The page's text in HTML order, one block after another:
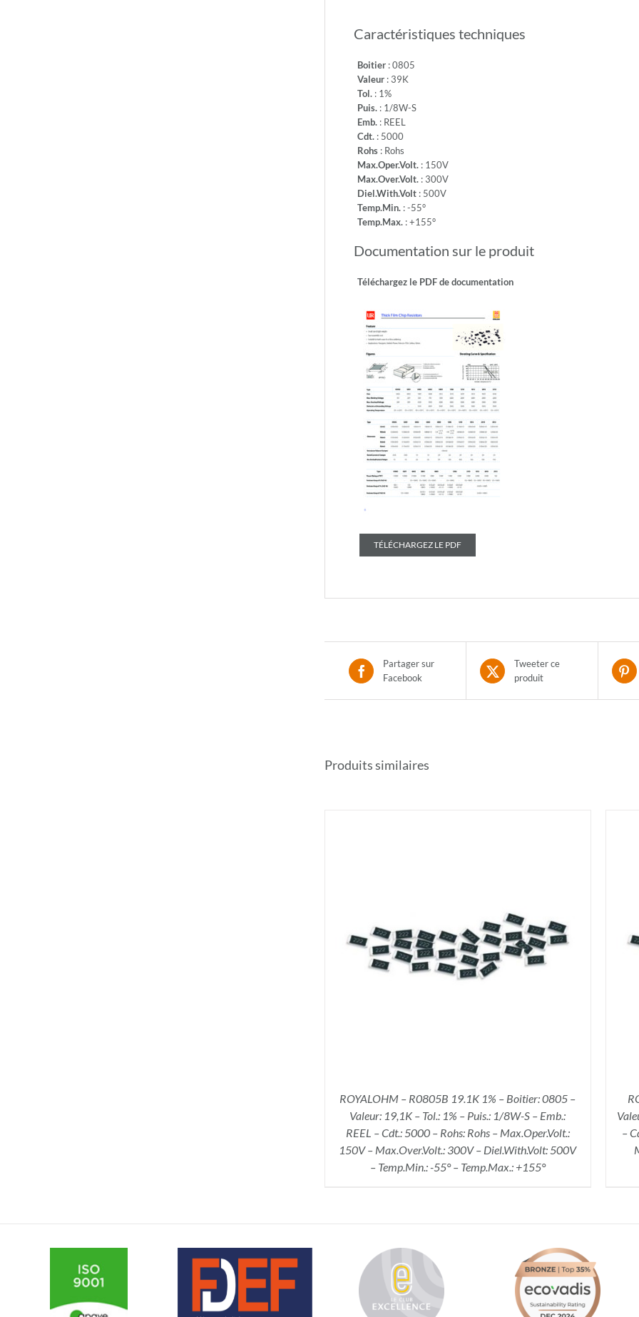
Caractéristiques techniques
Boitier : 0805
Valeur : 39K
Tol. : 1%
Puis. : 1/8W-S
Emb. : REEL
Cdt. : 5000
Rohs : Rohs
Max.Oper.Volt. : 150V
Max.Over.Volt. : 300V
Diel.With.Volt : 500V
Temp.Min. : -55°
Temp.Max. : +155°
Documentation sur le produit
Téléchargez le PDF de documentation
TÉLÉCHARGEZ LE PDF
Partager sur
Facebook
Tweeter ce
produit
Produits similaires
ROYALOHM – R0805B 19.1K 1% – Boitier: 0805 –
Valeur: 19,1K – Tol.: 1% – Puis.: 1/8W-S – Emb.:
REEL – Cdt.: 5000 – Rohs: Rohs – Max.Oper.Volt.:
150V – Max.Over.Volt.: 300V – Diel.With.Volt: 500V
– Temp.Min.: -55° – Temp.Max.: +155°
AJOUTER AU PANIER / DÉTAILS
–